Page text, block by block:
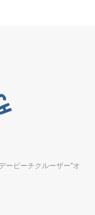
ービーチクルーザー"オ